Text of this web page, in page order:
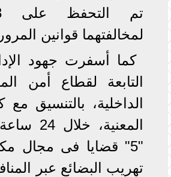
لمخالفتهما قوانين
كما أسفرت جهود
التابعة لقطاع أمن
الداخلية، بالتنسيق
"5" قضايا فى مجال
تهريب البضائع عبر